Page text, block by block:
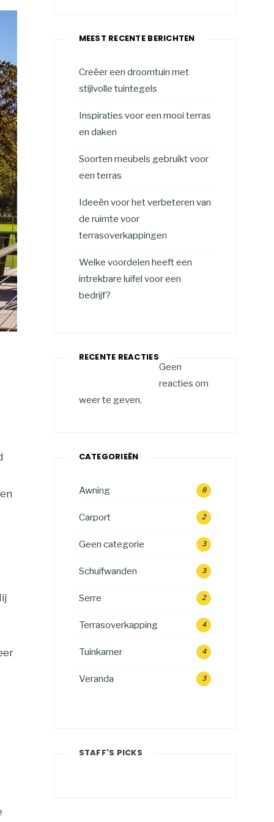
MEEST RECENTE BERICHTEN
Creëer een droomtuin met
stijlvolle tuintegels
Inspiraties voor een mooi terras
en daken
Soorten meubels gebruikt voor
een terras
Ideeën voor het verbeteren van
de ruimte voor
terrasoverkappingen
Welke voordelen heeft een
intrekbare luifel voor een
bedrijf?
RECENTE REACTIES
Geen
reacties om
weer te geven.
CATEGORIEËN
Awning 8
Carport 2
Geen categorie 3
Schuifwanden 3
Serre 2
Terrasoverkapping 4
Tuinkamer 4
Veranda 3
STAFF'S PICKS